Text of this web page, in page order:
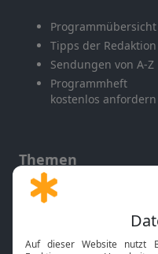
Programmübersicht
Tipps der Redaktion
Sendungen von A-Z
Programmheft
kostenlos anfordern
Themen
Gott und Bibel erklärt